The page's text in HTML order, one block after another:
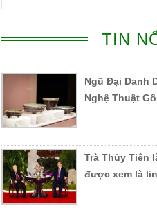
hàng từ 2tr - 4,99tr. Được
3. Khách hàng GOLD
hàng từ 5tr - 9,99tr. Được
4. Khách hàng DIAMOND
khi có tích lũy tổng số điểm
tiền mua hàng từ 10tr -
tổng hóa đơn.
5. Khách hàng PLATIUM
có tích lũy tổng số điểm
TIN
Ngũ Đại Danh
Nghệ Thuật
Trà Thủy Tiên
được xem là